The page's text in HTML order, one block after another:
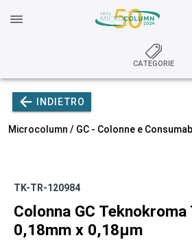
CATEGORIE
INDIETRO
Microcolumn / GC - Colonne e
TK-TR-120984
Colonna GC
0,18mm x 0,18µm